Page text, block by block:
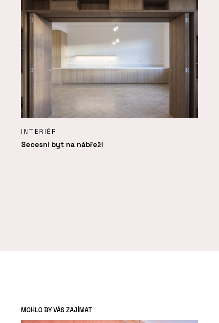
INTERIÉR
Secesní byt na nábřeží
MOHLO BY VÁS ZAJÍMAT